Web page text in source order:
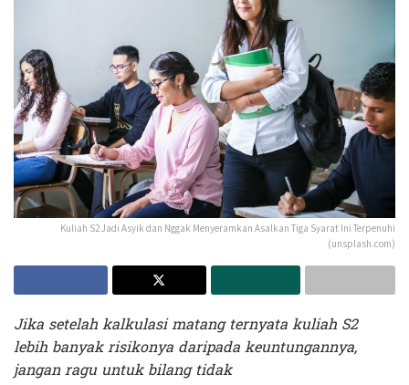
Kuliah S2 Jadi Asyik dan Nggak Menyeramkan Asalkan Tiga Syarat Ini Terpenuhi
(unsplash.com)
Jika setelah kalkulasi matang ternyata kuliah S2
lebih banyak risikonya daripada keuntungannya,
jangan ragu untuk bilang tidak